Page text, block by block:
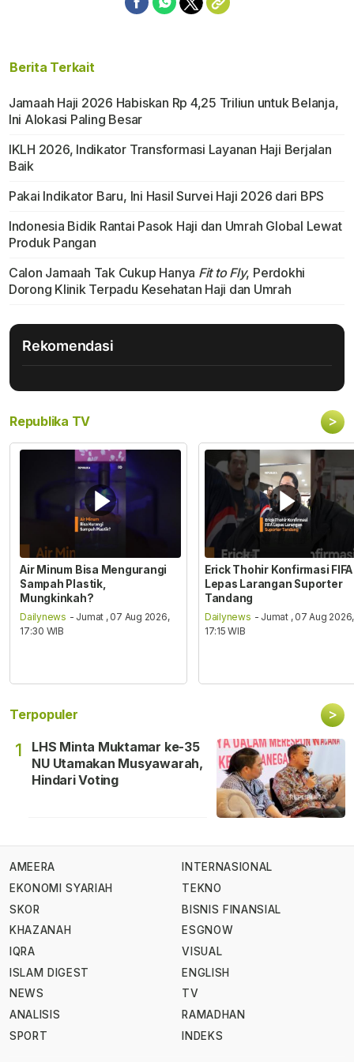
Berita Terkait
Jamaah Haji 2026 Habiskan Rp 4,25 Triliun untuk Belanja,
Ini Alokasi Paling Besar
IKLH 2026, Indikator Transformasi Layanan Haji Berjalan
Baik
Pakai Indikator Baru, Ini Hasil Survei Haji 2026 dari BPS
Indonesia Bidik Rantai Pasok Haji dan Umrah Global Lewat
Produk Pangan
Calon Jamaah Tak Cukup Hanya Fit to Fly, Perdokhi
Dorong Klinik Terpadu Kesehatan Haji dan Umrah
Rekomendasi
Republika TV >
Air Minum Bisa Mengurangi
Sampah Plastik,
Mungkinkah?
Dailynews - Jumat , 07 Aug 2026,
17:30 WIB
Erick Thohir Konfirmasi FIFA
Lepas Larangan Suporter
Tandang
Dailynews - Jumat , 07 Aug 2026,
17:15 WIB
Terpopuler >
1
LHS Minta Muktamar ke-35
NU Utamakan Musyawarah,
Hindari Voting
AMEERA
EKONOMI SYARIAH
SKOR
KHAZANAH
IQRA
ISLAM DIGEST
NEWS
ANALISIS
SPORT
INTERNASIONAL
TEKNO
BISNIS FINANSIAL
ESGNOW
VISUAL
ENGLISH
TV
RAMADHAN
INDEKS